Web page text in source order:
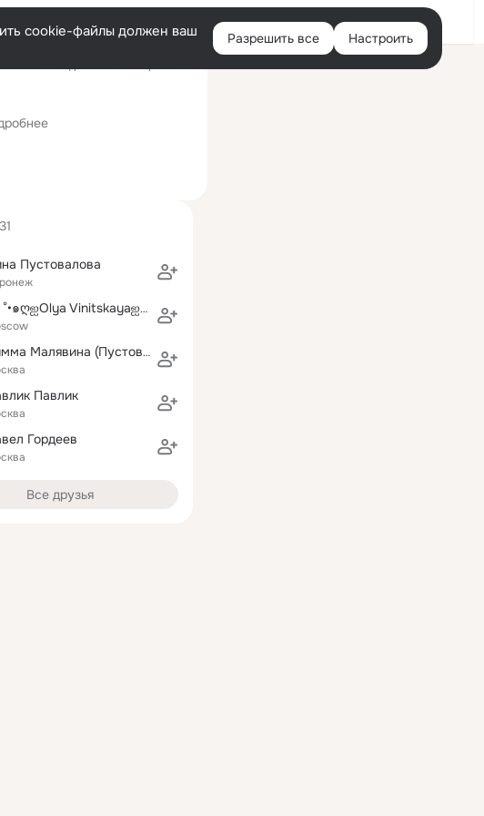
Войти
cookie-файлы должен ваш
Разрешить все Настроить
31
Пустовалова
٠·˙°•๑ღஐOlya Vinitskayaஐღ๑•°˙·٠
Римма Малявина (Пустовалова)
Павлик
Гордеев
Все друзья